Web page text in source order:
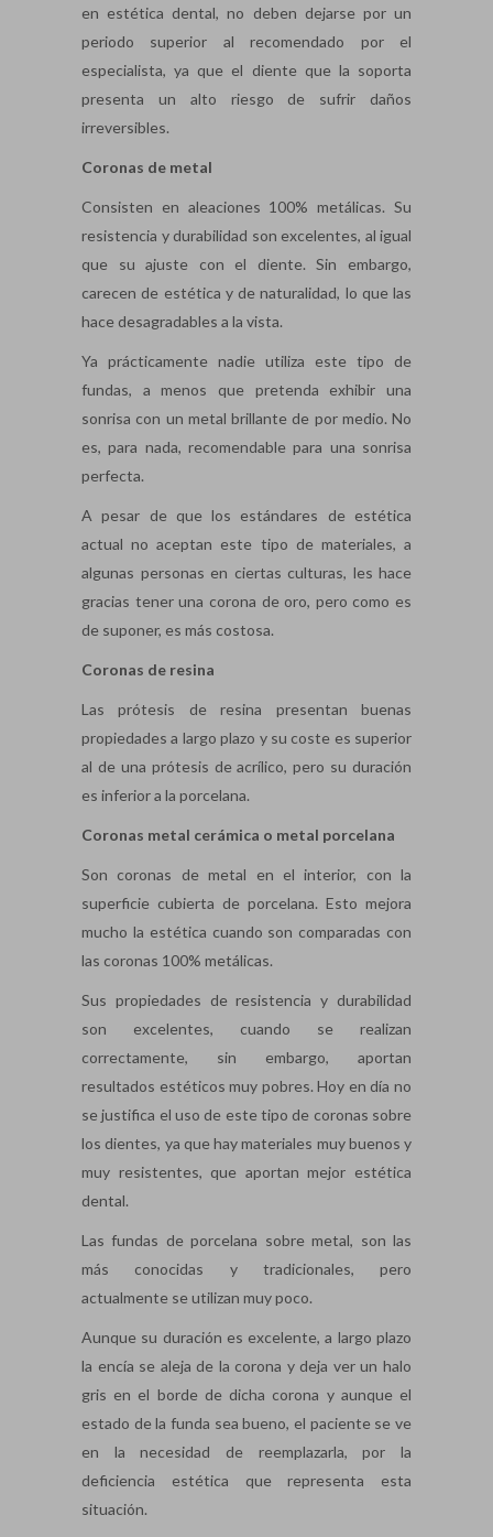
en estética dental, no deben dejarse por un
periodo superior al recomendado por el
especialista, ya que el diente que la soporta
presenta un alto riesgo de sufrir daños
irreversibles.
Coronas de metal
Consisten en aleaciones 100% metálicas. Su
resistencia y durabilidad son excelentes, al igual
que su ajuste con el diente. Sin embargo,
carecen de estética y de naturalidad, lo que las
hace desagradables a la vista.
Ya prácticamente nadie utiliza este tipo de
fundas, a menos que pretenda exhibir una
sonrisa con un metal brillante de por medio. No
es, para nada, recomendable para una sonrisa
perfecta.
A pesar de que los estándares de estética
actual no aceptan este tipo de materiales, a
algunas personas en ciertas culturas, les hace
gracias tener una corona de oro, pero como es
de suponer, es más costosa.
Coronas de resina
Las prótesis de resina presentan buenas
propiedades a largo plazo y su coste es superior
al de una prótesis de acrílico, pero su duración
es inferior a la porcelana.
Coronas metal cerámica o metal porcelana
Son coronas de metal en el interior, con la
superficie cubierta de porcelana. Esto mejora
mucho la estética cuando son comparadas con
las coronas 100% metálicas.
Sus propiedades de resistencia y durabilidad
son excelentes, cuando se realizan
correctamente, sin embargo, aportan
resultados estéticos muy pobres. Hoy en día no
se justifica el uso de este tipo de coronas sobre
los dientes, ya que hay materiales muy buenos y
muy resistentes, que aportan mejor estética
dental.
Las fundas de porcelana sobre metal, son las
más conocidas y tradicionales, pero
actualmente se utilizan muy poco.
Aunque su duración es excelente, a largo plazo
la encía se aleja de la corona y deja ver un halo
gris en el borde de dicha corona y aunque el
estado de la funda sea bueno, el paciente se ve
en la necesidad de reemplazarla, por la
deficiencia estética que representa esta
situación.